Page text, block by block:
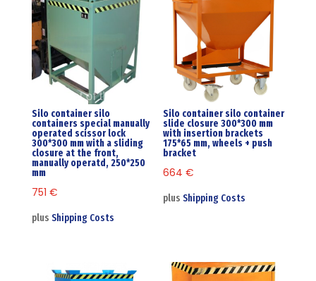
Silo container silo
containers special manually
operated scissor lock
300*300 mm with a sliding
closure at the front,
manually operatd, 250*250
mm
751 €
plus Shipping Costs
Silo container silo container
slide closure 300*300 mm
with insertion brackets
175*65 mm, wheels + push
bracket
664€
plusShipping Costs